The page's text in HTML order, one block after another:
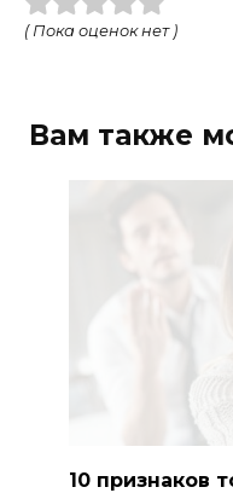
( Пока оценок нет )
Вам также
10 признаков